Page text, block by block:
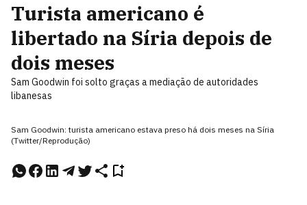
Turista americano é
libertado na Síria depois de
dois meses
Sam Goodwin foi solto graças a mediação de autoridades
libanesas
Sam Goodwin: turista americano estava preso há dois meses na Síria
(Twitter/Reprodução)